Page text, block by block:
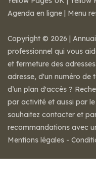
Agenda en ligne | Menu
Copyright © 2026 |
professionnel qui vous
et fermeture des
adresse, d'un numéro de
d’un plan d'accès ?
par activité et aussi par
souhaitez contacter et
recommandations avec
Mentions légales -